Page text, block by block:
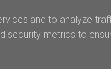
Άρθρα -Απόψεις
and to analyze
security metrics to